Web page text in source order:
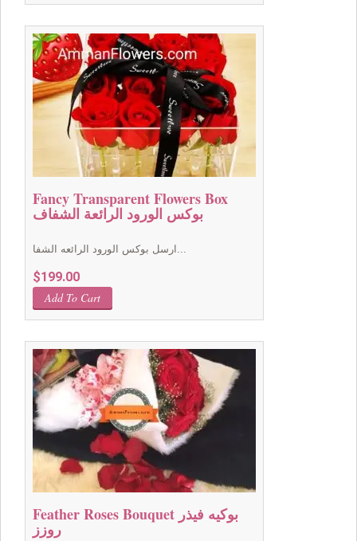
Fancy Transparent Flowers Box
بوكس الورود الرائعة الشفاف
ارسل بوكس الورود الرائعه الشفا...
$199.00
Add To Cart
Feather Roses Bouquet بوكيه فيذر
روزز